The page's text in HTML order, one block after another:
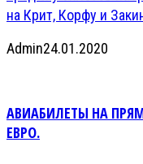
на Крит, Корфу и
Admin24.01.2020
АВИАБИЛЕТЫ НА
ЕВРО.